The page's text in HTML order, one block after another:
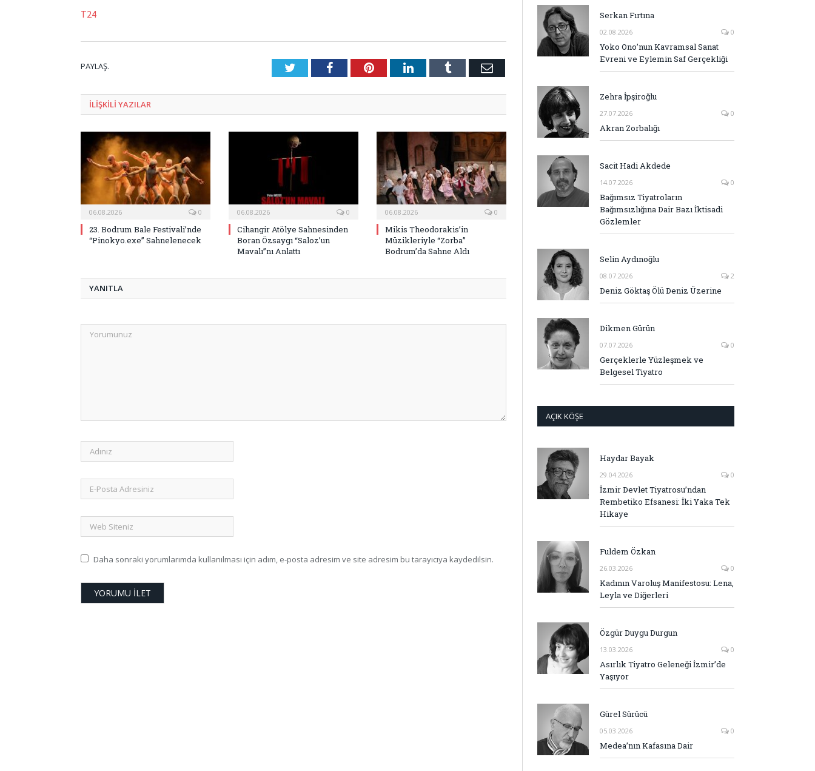
T24
PAYLAŞ. TwitterFacebookPinterestLinkedInTumblr E-
ILIŞKILI YAZILAR
06.08.2026 0
23. Bodrum Bale Festivali’nde
“Pinokyo.exe” Sahnelenecek
06.08.2026 0
Cihangir Atölye Sahnesinden
Boran Özsaygı “Saloz’un
Mavalı”nı Anlattı
06.08.2026 0
Mikis Theodorakis’in
Müzikleriyle “Zorba”
Bodrum’da Sahne Aldı
YANITLA
Daha sonraki yorumlarımda kullanılması için adım, e-posta adresim ve site adresim bu tarayıcıya kaydedilsin.
Serkan Fırtına
02.08.2026 0
Yoko Ono’nun Kavramsal Sanat
Evreni ve Eylemin Saf Gerçekliği
Zehra İpşiroğlu
27.07.2026 0
Akran Zorbalığı
Sacit Hadi Akdede
14.07.2026 0
Bağımsız Tiyatroların
Bağımsızlığına Dair Bazı İktisadi
Gözlemler
Selin Aydınoğlu
08.07.2026 2
Deniz Göktaş Ölü Deniz Üzerine
Dikmen Gürün
07.07.2026 0
Gerçeklerle Yüzleşmek ve
Belgesel Tiyatro
AÇIK KÖŞE
Haydar Bayak
29.04.2026 0
İzmir Devlet Tiyatrosu’ndan
Rembetiko Efsanesi: İki Yaka Tek
Hikaye
Fuldem Özkan
26.03.2026 0
Kadının Varoluş Manifestosu: Lena,
Leyla ve Diğerleri
Özgür Duygu Durgun
13.03.2026 0
Asırlık Tiyatro Geleneği İzmir’de
Yaşıyor
Gürel Sürücü
05.03.2026 0
Medea’nın Kafasına Dair